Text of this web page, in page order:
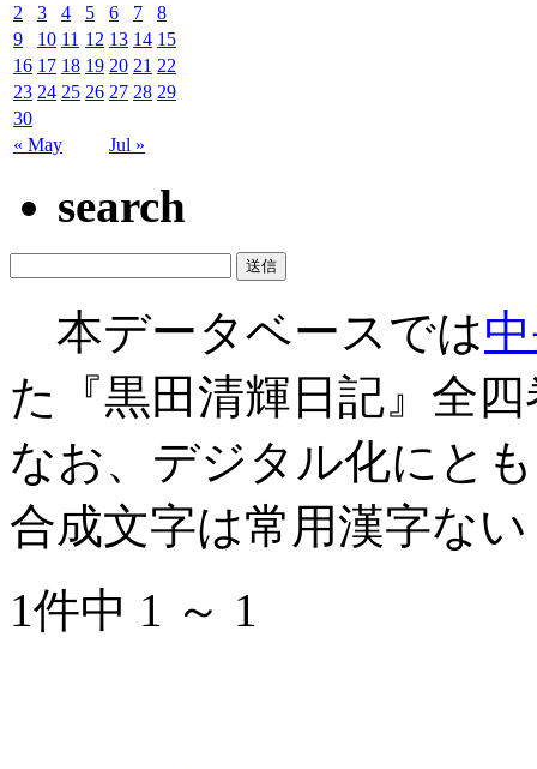
« May Jul »
2
3 4 5 6 7
8
9
10 11 12 13 14 15
16 17 18 19 20 21 22
23 24 25 26 27 28 29
30
search
本データベースでは
た『黒田清輝日記』全
なお、デジタル化にと
合成文字は常用漢字な
1件中 1 ～ 1